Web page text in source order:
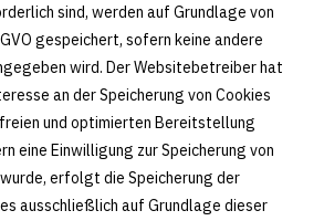
sind, werden auf Grundlage von
gespeichert, sofern keine andere
wird. Der Websitebetreiber hat
an der Speicherung von Cookies
und optimierten Bereitstellung
eine Einwilligung zur Speicherung von
erfolgt die Speicherung der
ausschließlich auf Grundlage dieser